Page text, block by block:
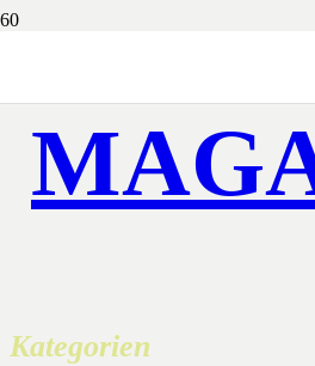
Kategorien